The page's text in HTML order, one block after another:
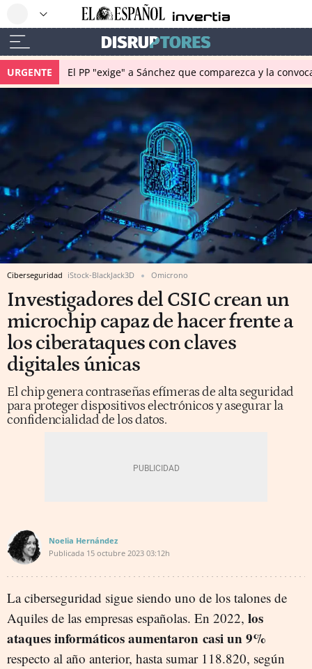
URGENTE El PP "exige" a Sánchez que comparezca y la
Ciberseguridad iStock-BlackJack3D Omicrono
Investigadores del CSIC crean un
microchip capaz de hacer frente a
los ciberataques con claves
digitales únicas
El chip genera contraseñas efímeras de alta seguridad
para proteger dispositivos electrónicos y asegurar la
confidencialidad de los datos.
Noelia Hernández
Publicada 15 octubre 2023 03:12h
La ciberseguridad sigue siendo uno de los talones de
Aquiles de las empresas españolas. En 2022, los
ataques informáticos aumentaron casi un 9%
respecto al año anterior, hasta sumar 118.820, según